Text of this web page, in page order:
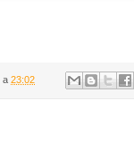
a 23:02